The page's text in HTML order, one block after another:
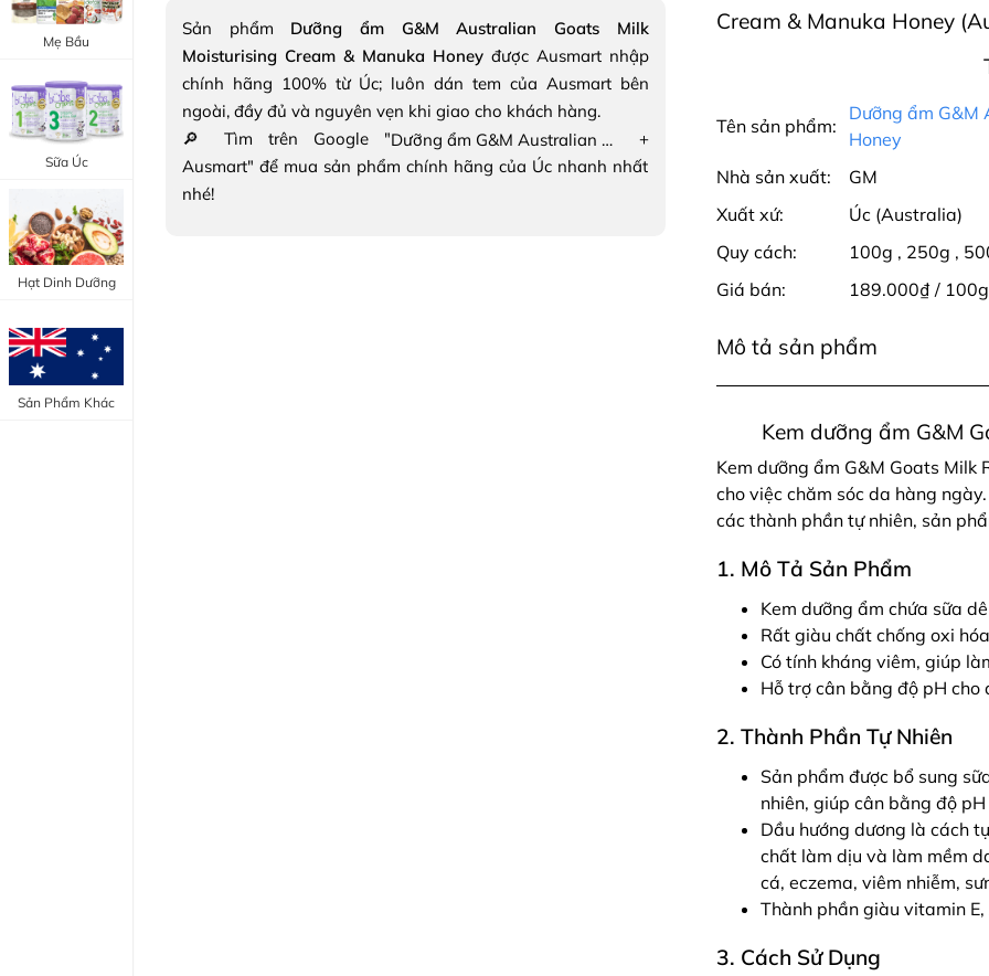
Bổ Khớp - Xương
Bổ Não - Tim Mạch
Canxi - Vitamin D
Trang Điểm Mắt
Trang Điểm Môi
Tẩy Trang - Toner
Dụng Cụ Trang Điểm
Mẹ Bầu
Sữa Úc
Hạt Dinh Dưỡng
Sản Phẩm Khác
Sản phẩm Dưỡng ẩm G&M Australian Goats Milk
Moisturising Cream & Manuka Honeyđược Ausmart nhập
chính hãng 100% từ Úc; luôn dán tem của Ausmart bên
ngoài, đầy đủ và nguyên vẹn khi giao cho khách hàng.
🔎 Tìm trên Google "
Dưỡng ẩm G&M Australian Goats Milk Moisturising Cream & Manuka Honey
+
Ausmart" để mua sản phẩm chính hãng của Úc nhanh nhất
nhé!
Cream & Manuka Honey
Tên sản phẩm:
Dưỡng ẩm G&M
Honey
Nhà sản xuất:
GM
Xuất xứ:
Úc (Australia)
Quy cách:
100g , 250g ,
Giá bán:
189.000₫ / 100g
Mô tả sản phẩm
Kem dưỡng ẩm G&M
Kem dưỡng ẩm G&M Goats Milk
cho việc chăm sóc da hàng
các thành phần tự nhiên, sản
1. Mô Tả Sản Phẩm
Kem dưỡng ẩm chứa sữa
Rất giàu chất chống oxi
Có tính kháng viêm, giúp
Hỗ trợ cân bằng độ pH cho
2. Thành Phần Tự Nhiên
Sản phẩm được bổ sung
nhiên, giúp cân bằng độ
Dầu hướng dương là cách
chất làm dịu và làm mềm
cá, eczema, viêm nhiễm,
Thành phần giàu vitamin E,
3. Cách Sử Dụng